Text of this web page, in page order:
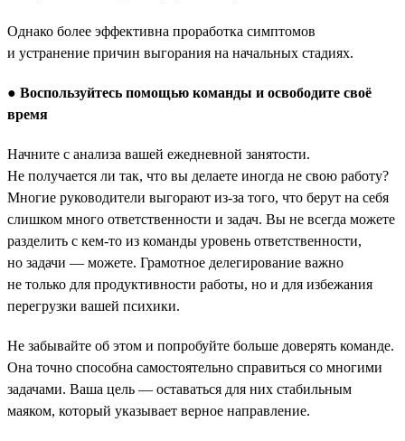
Однако более эффективна проработка симптомов
и устранение причин выгорания на начальных стадиях.
● Воспользуйтесь помощью команды и освободите своё
время
Начните с анализа вашей ежедневной занятости.
Не получается ли так, что вы делаете иногда не свою работу?
Многие руководители выгорают из-за того, что берут на себя
слишком много ответственности и задач. Вы не всегда можете
разделить с кем-то из команды уровень ответственности,
но задачи — можете. Грамотное делегирование важно
не только для продуктивности работы, но и для избежания
перегрузки вашей психики.
Не забывайте об этом и попробуйте больше доверять команде.
Она точно способна самостоятельно справиться со многими
задачами. Ваша цель — оставаться для них стабильным
маяком, который указывает верное направление.